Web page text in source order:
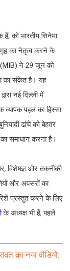
को भारतीय सिनेमा
का नेतृत्व करने के
(MIB) ने 29 जून को
का संकेत है। यह
नई दिल्ली में
पहल का हिस्सा
ढांचे को बेहतर
समाधान करना है।
विशेषज्ञ और तकनीकी
और अवसरों का
प्रस्तुत करने के लिए
के अध्यक्ष भी हैं, पहले
का नया वीडियो: